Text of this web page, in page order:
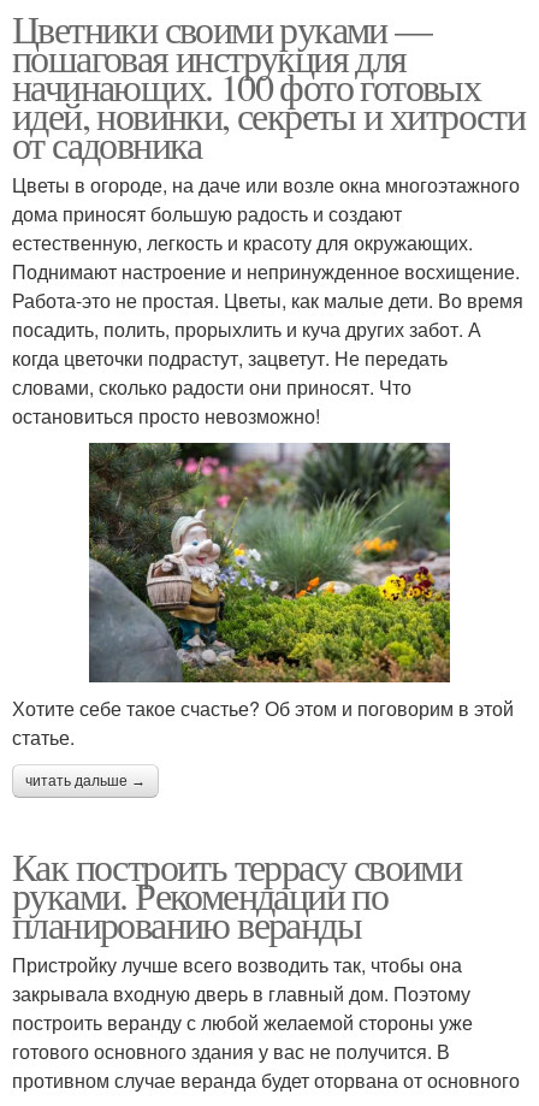
Цветники своими руками —
пошаговая инструкция для
начинающих. 100 фото готовых
идей, новинки, секреты и хитрости
от садовника
Цветы в огороде, на даче или возле окна многоэтажного
дома приносят большую радость и создают
естественную, легкость и красоту для окружающих.
Поднимают настроение и непринужденное восхищение.
Работа-это не простая. Цветы, как малые дети. Во время
посадить, полить, прорыхлить и куча других забот. А
когда цветочки подрастут, зацветут. Не передать
словами, сколько радости они приносят. Что
остановиться просто невозможно!
Хотите себе такое счастье? Об этом и поговорим в этой
статье.
читать дальше →
Как построить террасу своими
руками. Рекомендации по
планированию веранды
Пристройку лучше всего возводить так, чтобы она
закрывала входную дверь в главный дом. Поэтому
построить веранду с любой желаемой стороны уже
готового основного здания у вас не получится. В
противном случае веранда будет оторвана от основного